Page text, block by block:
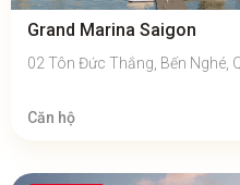
Grand Marina Saigon
02 Tôn Đức Thắng, Bến Nghé,
Căn hộ